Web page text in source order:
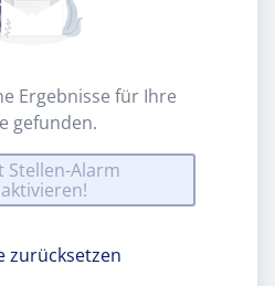
Ergebnisse für Ihre
gefunden.
Stellen-Alarm
aktivieren!
zurücksetzen